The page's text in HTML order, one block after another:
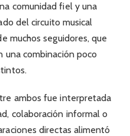
comunidad fiel y una
del circuito musical
muchos seguidores, que
una combinación poco
ambos fue interpretada
colaboración informal o
directas alimentó